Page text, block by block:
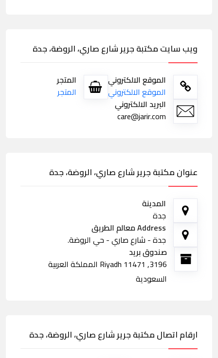
ويب سايت مكتبة جرير شارع صاري، الروضة، جدة
الموقع الالكتروني
الموقع الالكتروني
المتجر
المتجر
البريد الالكتروني
care@jarir.com
عنوان مكتبة جرير شارع صاري، الروضة، جدة
المدينة
جدة
Address معالم الطريق
جدة - شارع صاري - حي الروضة.
صندوق بريد
3196, Riyadh 11471 المملكة العربية
السعودية
ارقام اتصال مكتبة جرير شارع صاري، الروضة، جدة